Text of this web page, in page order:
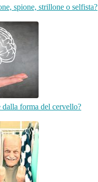
spione, strillone o selfista?
forma del cervello?